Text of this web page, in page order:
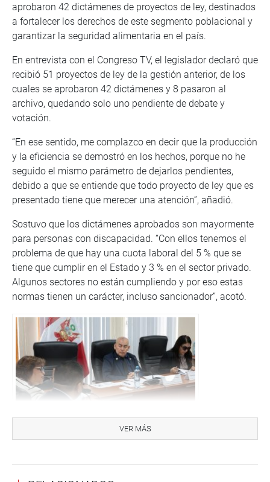
aprobaron 42 dictámenes de proyectos de ley, destinados
a fortalecer los derechos de este segmento poblacional y
garantizar la seguridad alimentaria en el país.
En entrevista con el Congreso TV, el legislador declaró que
recibió 51 proyectos de ley de la gestión anterior, de los
cuales se aprobaron 42 dictámenes y 8 pasaron al
archivo, quedando solo uno pendiente de debate y
votación.
“En ese sentido, me complazco en decir que la producción
y la eficiencia se demostró en los hechos, porque no he
seguido el mismo parámetro de dejarlos pendientes,
debido a que se entiende que todo proyecto de ley que es
presentado tiene que merecer una atención”, añadió.
Sostuvo que los dictámenes aprobados son mayormente
para personas con discapacidad. “Con ellos tenemos el
problema de que hay una cuota laboral del 5 % que se
tiene que cumplir en el Estado y 3 % en el sector privado.
Algunos sectores no están cumpliendo y por eso estas
normas tienen un carácter, incluso sancionador”, acotó.
La Comisión de Inclusión Social y Personas con
recibe a la ministra de Inclusión Social y Personas con
VER MÁS